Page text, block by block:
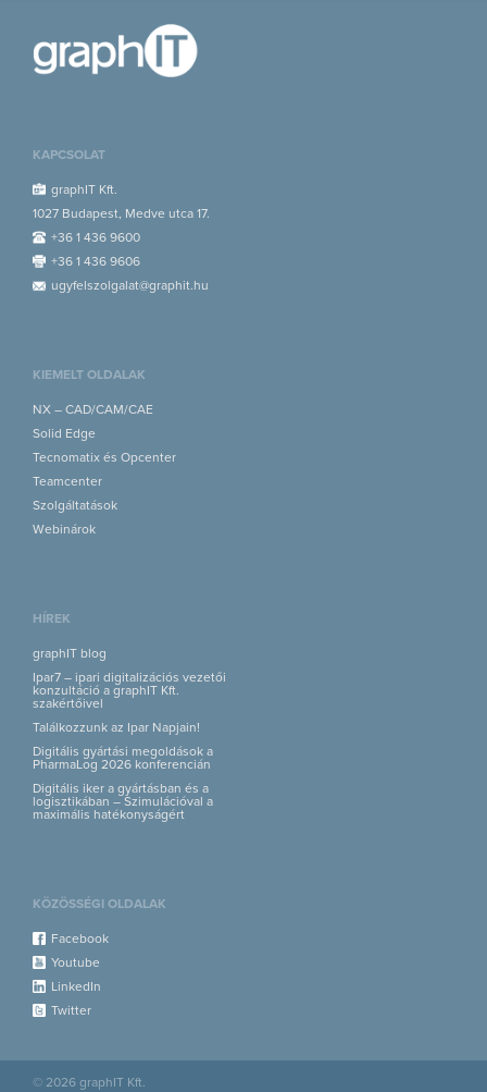
KAPCSOLAT
graphIT Kft.
1027 Budapest, Medve utca 17.
+36 1 436 9600
+36 1 436 9606
ugyfelszolgalat@graphit.hu
KIEMELT OLDALAK
NX – CAD/CAM/CAE
Solid Edge
Tecnomatix és Opcenter
Teamcenter
Szolgáltatások
Webinárok
HÍREK
graphIT blog
Ipar7 – ipari digitalizációs vezetői
konzultáció a graphIT Kft.
szakértőivel
Találkozzunk az Ipar Napjain!
Digitális gyártási megoldások a
PharmaLog 2026 konferencián
Digitális iker a gyártásban és a
logisztikában – Szimulációval a
maximális hatékonyságért
KÖZÖSSÉGI OLDALAK
Facebook
Youtube
LinkedIn
Twitter
© 2026 graphIT Kft.